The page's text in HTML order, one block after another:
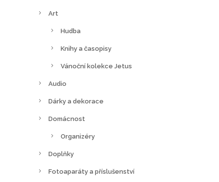
Art
Hudba
Knihy a časopisy
Vánoční kolekce Jetus
Audio
Dárky a dekorace
Domácnost
Organizéry
Doplňky
Fotoaparáty a příslušenství